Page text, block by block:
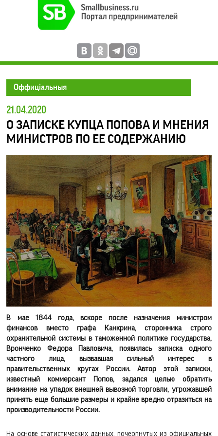
Оффиціальныя
21.04.2020
О ЗАПИСКЕ КУПЦА ПОПОВА И МНЕНИЯ
МИНИСТРОВ ПО ЕЕ СОДЕРЖАНИЮ
В мае 1844 года, вскоре после назначения министром
финансов вместо графа Канкрина, сторонника строго
охранительной системы в таможенной политике государства,
Вронченко Федора Павловича, появилась записка одного
частного лица, вызвавшая сильный интерес в
правительственных кругах России. Автор этой записки,
известный коммерсант Попов, задался целью обратить
внимание на упадок внешней вывозной торговли, угрожавшей
принять еще большие размеры и крайне вредно отразиться на
производительности России.
На основе статистических данных, почерпнутых из официальных